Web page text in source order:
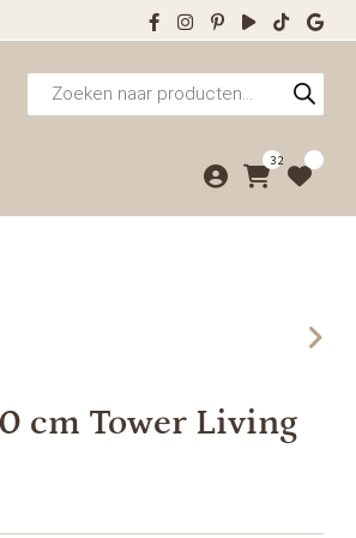
Producten
zoeken
32
cm Tower Living